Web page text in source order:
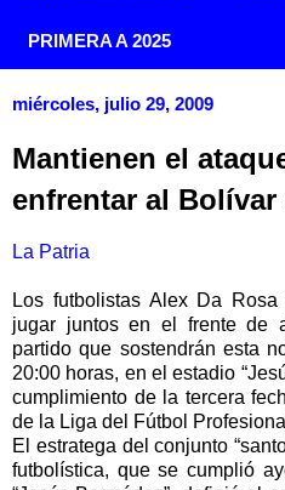
PRIMERA A 2025
miércoles, julio 29, 2009
Mantienen el
enfrentar al Bolívar
La Patria
Los futbolistas Alex Da
jugar juntos en el frente de
partido que sostendrán esta
20:00 horas, en el estadio
cumplimiento de la tercera
de la Liga del Fútbol
El estratega del conjunto
futbolística, que se cumplió